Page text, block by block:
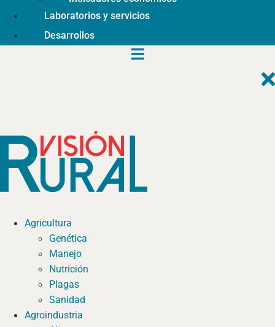
Laboratorios y servicios
Desarrollos
Agricultura
Genética
Manejo
Nutrición
Plagas
Sanidad
Agroindustria